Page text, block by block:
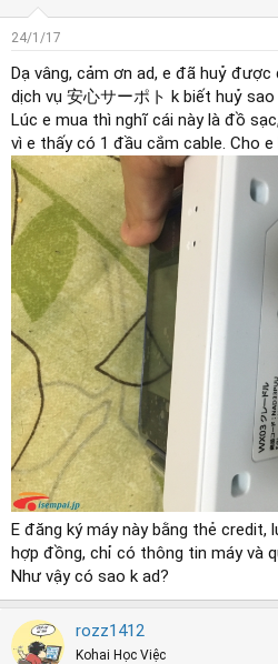
24/1/17
Dạ vâng, cảm ơn ad, e đã huỷ được
dịch vụ 安心サーポト k biết huỷ sao
Lúc e mua thì nghĩ cái này là đồ
vì e thấy có 1 đầu cắm cable. Cho
E đăng ký máy này bằng thẻ credit,
hợp đồng, chỉ có thông tin máy và
Như vậy có sao k ad?
rozz1412
Kohai Học Việc